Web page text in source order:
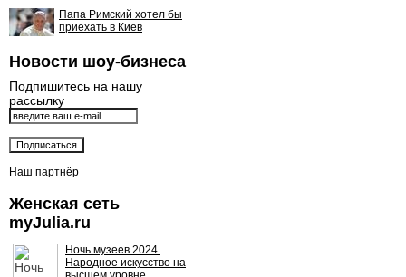
Папа Римский хотел бы
приехать в Киев
Новости шоу-бизнеса
Подпишитесь на нашу
рассылку
Наш партнёр
Женская сеть
myJulia.ru
Ночь музеев 2024.
Народное искусство на